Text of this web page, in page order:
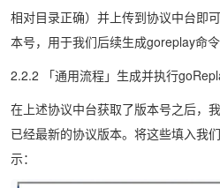
相对目录正确）并上传到协议中台即
本号，用于我们后续生成goreplay命令
2.2.2 「通用流程」生成并执行
在上述协议中台获取了版本号之后，
已经最新的协议版本。将这些填入我
示：